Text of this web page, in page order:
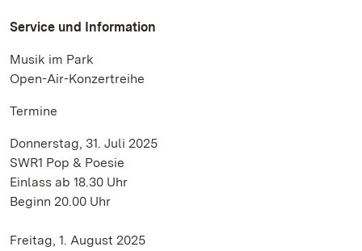
Service und Information
Musik im Park
Open-Air-Konzertreihe
Termine
Donnerstag, 31. Juli 2025
SWR1 Pop & Poesie
Einlass ab 18.30 Uhr
Beginn 20.00 Uhr
Freitag, 1. August 2025